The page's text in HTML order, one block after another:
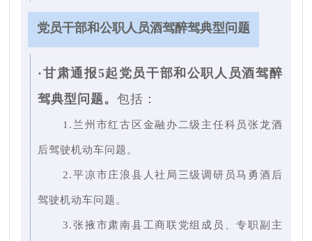
党员干部和公职人员酒驾醉驾典型问题
·甘肃通报5起党员干部和公职人员酒驾醉
驾典型问题。包括：
1.兰州市红古区金融办二级主任科员张龙酒
后驾驶机动车问题。
2.平凉市庄浪县人社局三级调研员马勇酒后
驾驶机动车问题。
3.张掖市肃南县工商联党组成员、专职副主